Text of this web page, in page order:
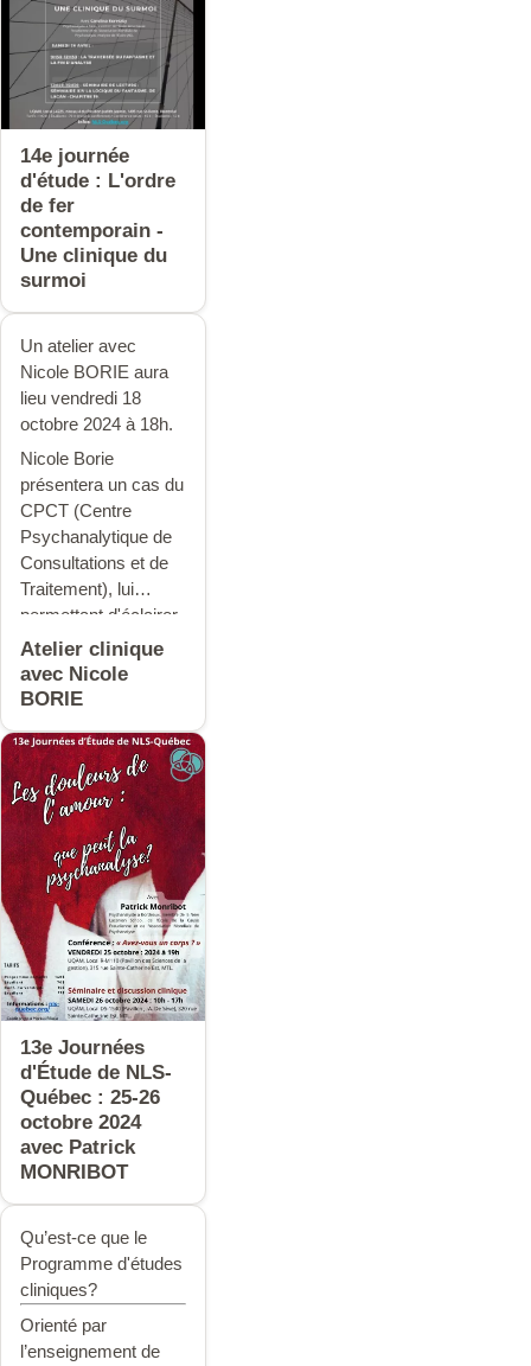
14e journée
d'étude : L'ordre
de fer
contemporain -
Une clinique du
surmoi
Un atelier avec
Nicole BORIE aura
lieu vendredi 18
octobre 2024 à 18h.
Nicole Borie
présentera un cas du
CPCT (Centre
Psychanalytique de
Consultations et de
Traitement), lui
permettant d'éclairer
la clinique
Atelier clinique
avec Nicole
BORIE
13e Journées
d'Étude de NLS-
Québec : 25-26
octobre 2024
avec Patrick
MONRIBOT
Qu’est-ce que le
Programme d'études
cliniques?
Orienté par
l’enseignement de